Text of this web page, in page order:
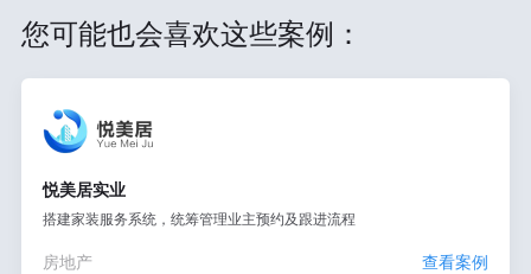
您可能也会喜欢这些案例：
悦美居实业
搭建家装服务系统，统筹管理业主预约及跟进流程
房地产 查看案例